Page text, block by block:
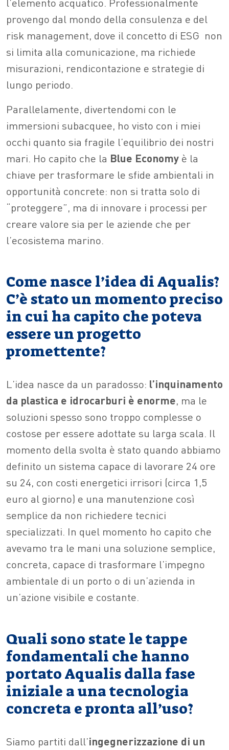
provengo dal mondo della consulenza e del
risk management, dove il concetto di ESG non
si limita alla comunicazione, ma richiede
misurazioni, rendicontazione e strategie di
lungo periodo.
Parallelamente, divertendomi con le
immersioni subacquee, ho visto con i miei
occhi quanto sia fragile l’equilibrio dei nostri
mari. Ho capito che la Blue Economy è la
chiave per trasformare le sfide ambientali in
opportunità concrete: non si tratta solo di
“proteggere”, ma di innovare i processi per
creare valore sia per le aziende che per
l’ecosistema marino.
Come nasce l’idea di Aqualis?
C’è stato un momento preciso
in cui ha capito che poteva
essere un progetto
promettente?
L’idea nasce da un paradosso: l’inquinamento
da plastica e idrocarburi è enorme, ma le
soluzioni spesso sono troppo complesse o
costose per essere adottate su larga scala. Il
momento della svolta è stato quando abbiamo
definito un sistema capace di lavorare 24 ore
su 24, con costi energetici irrisori (circa 1,5
euro al giorno) e una manutenzione così
semplice da non richiedere tecnici
specializzati. In quel momento ho capito che
avevamo tra le mani una soluzione semplice,
concreta, capace di trasformare l’impegno
ambientale di un porto o di un’azienda in
un’azione visibile e costante.
Quali sono state le tappe
fondamentali che hanno
portato Aqualis dalla fase
iniziale a una tecnologia
concreta e pronta all’uso?
Siamo partiti dall’ingegnerizzazione di un